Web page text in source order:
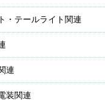
・テールライト関連
連
装関連